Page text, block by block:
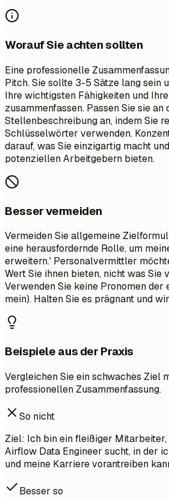
Worauf Sie achten sollten
Eine professionelle
Pitch. Sie sollte 3-5 Sätze lang sein
Ihre wichtigsten Fähigkeiten und
zusammenfassen. Passen Sie sie an
Stellenbeschreibung an, indem Sie
Schlüsselwörter verwenden.
darauf, was Sie einzigartig macht
potenziellen Arbeitgebern bieten.
Besser vermeiden
Vermeiden Sie allgemeine
eine herausfordernde Rolle, um
erweitern.' Personalvermittler
Wert Sie ihnen bieten, nicht was Sie
Verwenden Sie keine Pronomen der
mein). Halten Sie es prägnant und
Beispiele aus der Praxis
Vergleichen Sie ein schwaches Ziel
professionellen Zusammenfassung.
So nicht
Ziel: Ich bin ein fleißiger Mitarbeiter,
Airflow Data Engineer sucht, in der
und meine Karriere vorantreiben
Besser so